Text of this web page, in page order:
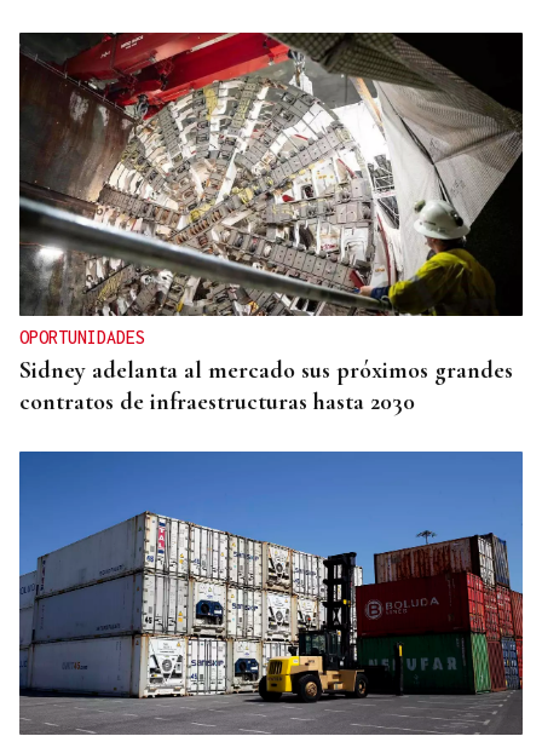
OPORTUNIDADES
Sidney adelanta al mercado sus próximos grandes
contratos de infraestructuras hasta 2030